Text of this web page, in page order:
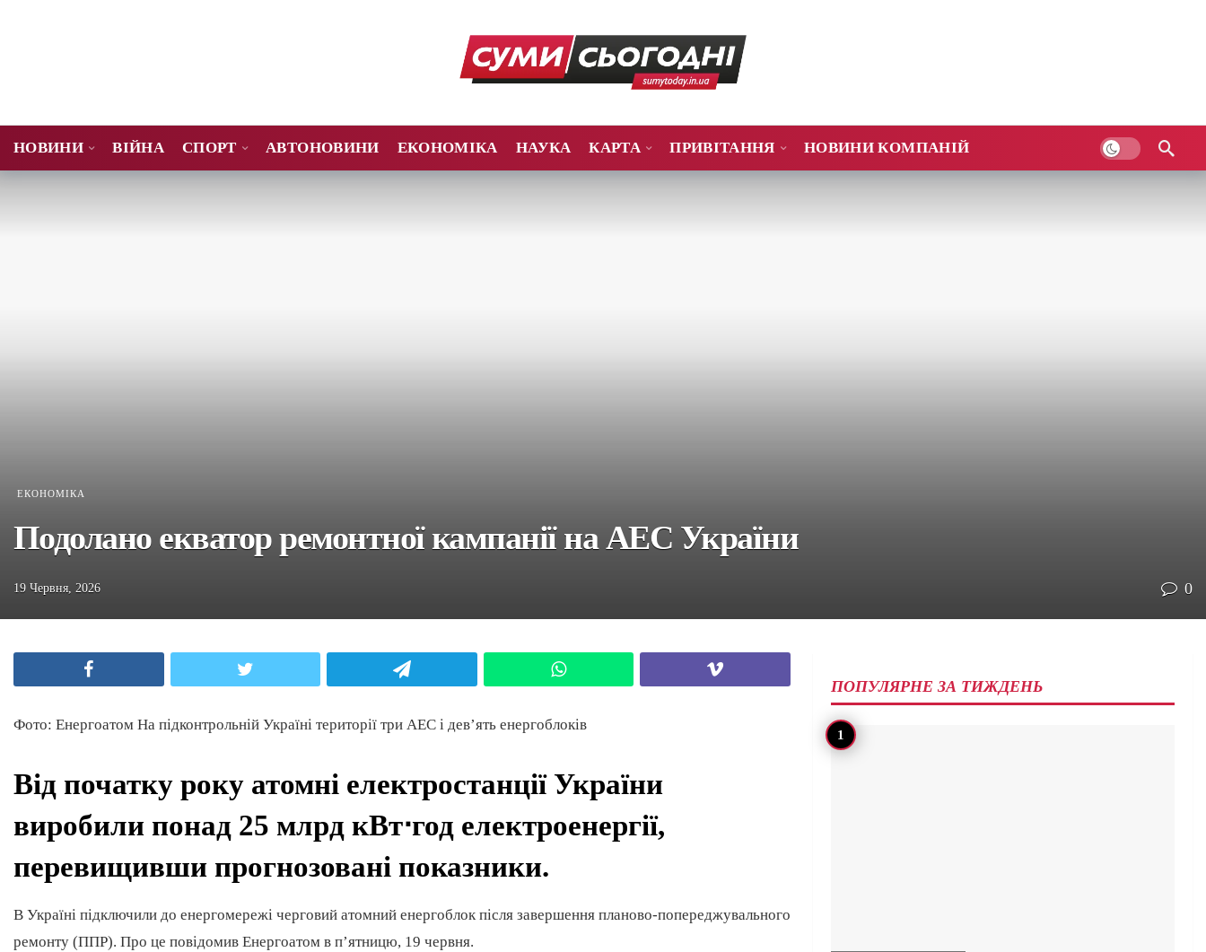
НОВИНИ ВІЙНА СПОРТ АВТОНОВИНИ ЕКОНОМІКА НАУКА КАРТА ПРИВІТАННЯ НОВИНИ КОМПАНІЙ
ЕКОНОМІКА
Подолано екватор ремонтної кампанії на АЕС України
19 Червня, 2026 0
Фото: Енергоатом На підконтрольній Україні території три АЕС і дев’ять енергоблоків
Від початку року атомні електростанції України
виробили понад 25 млрд кВт⋅год електроенергії,
перевищивши прогнозовані показники.
В Україні підключили до енергомережі черговий атомний енергоблок після завершення планово-попереджувального
ремонту (ППР). Про це повідомив Енергоатом в п’ятницю, 19 червня.
ПОПУЛЯРНЕ ЗА ТИЖДЕНЬ